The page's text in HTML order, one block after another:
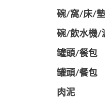
碗/窩/床/墊
碗/飲水機/
罐頭/餐包
罐頭/餐包
肉泥